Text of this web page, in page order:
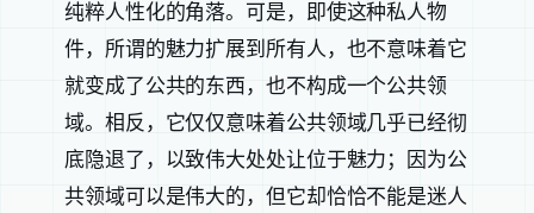
纯粹人性化的角落。可是，即使这种私人物
件，所谓的魅力扩展到所有人，也不意味着它
就变成了公共的东西，也不构成一个公共领
域。相反，它仅仅意味着公共领域几乎已经彻
底隐退了，以致伟大处处让位于魅力；因为公
共领域可以是伟大的，但它却恰恰不能是迷人